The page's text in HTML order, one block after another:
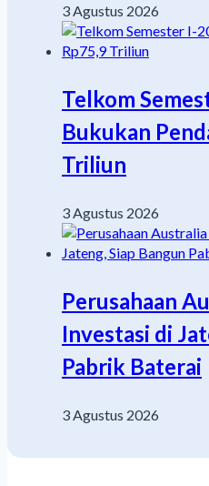
3 Agustus 2026
Telkom
Bukukan
Triliun
3 Agustus 2026
Perusahaan
Investasi di
Pabrik Baterai
3 Agustus 2026